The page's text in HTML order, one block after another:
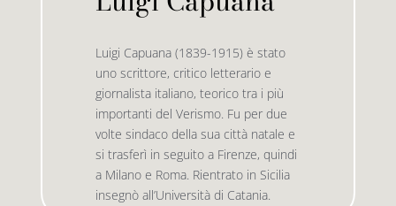
Premio letterario Giallovalle
il tuo carrello
for:
Luigi Capuana (1839-1915) è stato
uno scrittore, critico letterario e
giornalista italiano, teorico tra i più
importanti del Verismo. Fu per due
volte sindaco della sua città natale e
si trasferì in seguito a Firenze, quindi
a Milano e Roma. Rientrato in Sicilia
insegnò all’Università di Catania.